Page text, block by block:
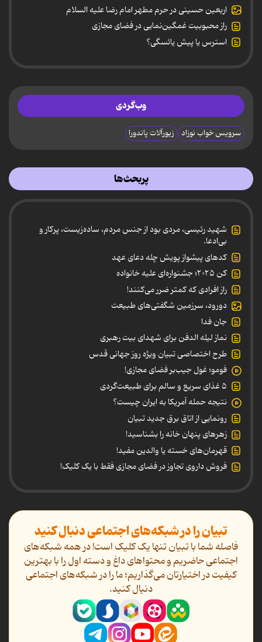
اربعین حسینی در حرم مطهر امام رضا علیه السلام
راز محبوبیت غمگین‌نمایی در فضای مجازی
استرس یا پیش یائسگی؟
وب‌گردی
سرویس خواب نوزاد زیورآلات پاندورا
پربحث‌ها
شهید رئیسی، مردی بود از جنس مردم، ساده‌زیست، پرکار و
بی‌ادعا.
کدهای پیشواز پویش چله دعای عهد
کن ۲۰۲۵؛ جشنواره‌ای علیه خانواده
راز افرادی که کمتر ضرر می‌کنند!
دورود، سرزمین شگفتی‌های طبیعت
جان فدا
نماز لیله الدفن برای شهدای بیت رهبری
طرح اختصاصی تبیان ویژه روز جهانی قدس
فومو؛ غول جیب‌بر فضای مجازی!
۵ غذای سریع و سالم برای طبیعت‌گردی
نتیجه حمله آمریکا به ایران چیست؟
رونمایی از اتاق برق جدید تبیان
زهرهای پنهان خانه را بشناسید!
قهرمان‌های خسته یا والدین مفید!
فروش داروی تجاوز در فضای مجازی فقط با یک کلیک!
تبیان را در شبکه‌های اجتماعی دنبال کنید
فاصله شما با تبیان تنها یک کلیک است! در همه شبکه‌های
اجتماعی حاضریم و محتواهای داغ و دسته اول را با بهترین
کیفیت در اختیارتان می‌گذاریم؛ ما را در شبکه‌های اجتماعی
دنیال کنید.